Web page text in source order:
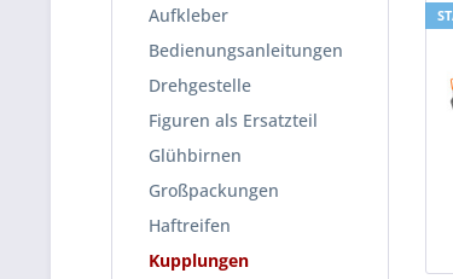
Aufkleber
Bedienungsanleitungen
Drehgestelle
Figuren als Ersatzteil
Glühbirnen
Großpackungen
Haftreifen
Kupplungen